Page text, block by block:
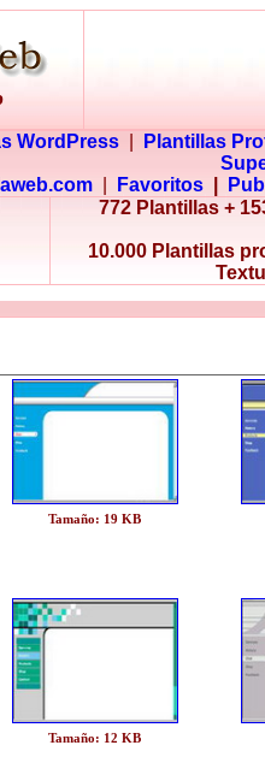
WordPress
Plantillas
Favoritos
772 Plantillas +
10.000 Plantillas
Tamaño: 19 KB
Tamaño: 12 KB